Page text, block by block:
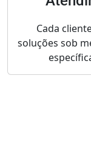
Cada
soluções sob